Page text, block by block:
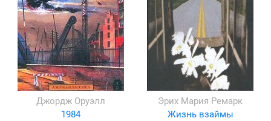
Джордж Оруэлл
1984
Эрих Мария Ремарк
Жизнь взаймы